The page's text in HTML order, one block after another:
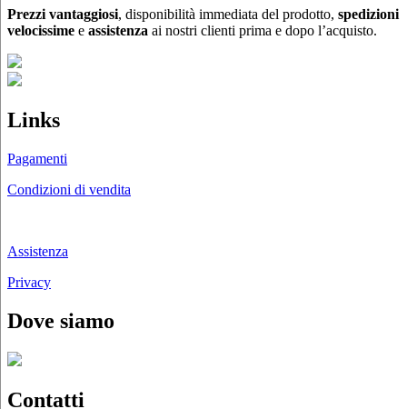
Prezzi vantaggiosi, disponibilità immediata del prodotto, spedizioni
velocissime e assistenza ai nostri clienti prima e dopo l’acquisto.
Links
Pagamenti
Condizioni di vendita
Assistenza
Privacy
Dove siamo
Contatti